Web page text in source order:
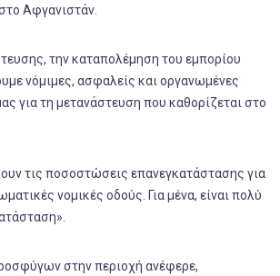
Αφγανιστάν.
την καταπολέμηση του εμπορίου
νόμιμες, ασφαλείς και οργανωμένες
για τη μετανάστευση που καθορίζεται στο
τις ποσοστώσεις επανεγκατάστασης για
νομικές οδούς. Για μένα, είναι πολύ
στην περιοχή ανέφερε,